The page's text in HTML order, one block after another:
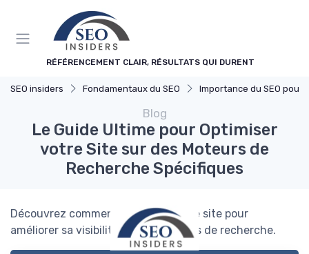
RÉFÉRENCEMENT CLAIR, RÉSULTATS QUI DURENT
SEO insiders Fondamentaux du SEO Importance du SEO pour les Entreprises
Blog
Le Guide Ultime pour Optimiser
votre Site sur des Moteurs de
Recherche Spécifiques
Découvrez comment optimiser votre site pour
améliorer sa visibilité sur les moteurs de recherche.
Panneau de gestion des cookies